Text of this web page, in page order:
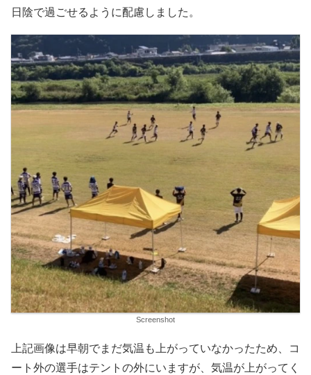
日陰で過ごせるように配慮しました。
Screenshot
上記画像は早朝でまだ気温も上がっていなかったため、コ
ート外の選手はテントの外にいますが、気温が上がってく